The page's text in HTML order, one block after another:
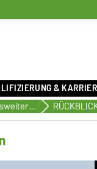
&
11. Landesweiter Tag der Genderforschung 2022